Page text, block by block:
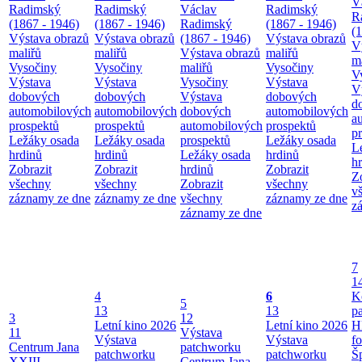
Radimský
(1867 - 1946)
Výstava obrazů
maliřů
Vysočiny
Výstava
dobových
automobilových
prospektů
Ležáky osada
hrdinů
Zobrazit
všechny
záznamy ze dne
Radimský
(1867 - 1946)
Výstava obrazů
maliřů
Vysočiny
Výstava
dobových
automobilových
prospektů
Ležáky osada
hrdinů
Zobrazit
všechny
záznamy ze dne
Václav
Radimský
(1867 - 1946)
Výstava obrazů
maliřů
Vysočiny
Výstava
dobových
automobilových
prospektů
Ležáky osada
hrdinů
Zobrazit
všechny
záznamy ze dne
Radimský
(1867 - 1946)
Výstava obrazů
maliřů
Vysočiny
Výstava
dobových
automobilových
prospektů
Ležáky osada
hrdinů
Zobrazit
všechny
záznamy ze dne
3
11
Centrum Jana
4
13
Letní kino 2026
Výstava
patchworku
5
12
Výstava
patchworku
6
13
Letní kino 2026
Výstava
patchworku
7